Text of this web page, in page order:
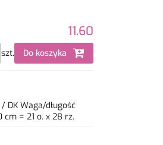
11.60
szt. Do koszyka
DK Waga/długość
= 21 o. x 28 rz.